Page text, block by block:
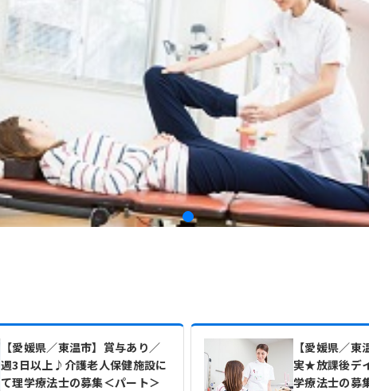
【愛媛県／東温市】賞与あり／
週3日以上♪介護老人保健施設に
て理学療法士の募集＜パート＞
【愛媛県／
実★放課後デ
学療法士の募